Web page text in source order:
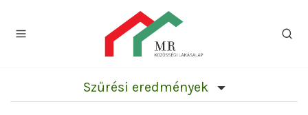
Szűrési eredmények